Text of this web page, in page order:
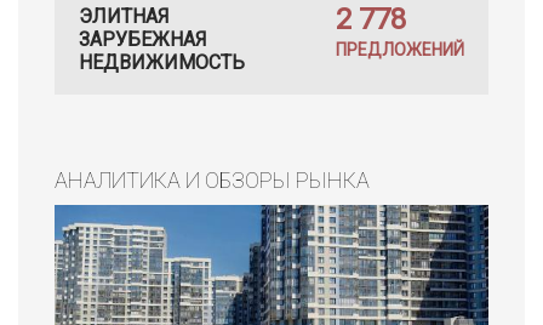
ЭЛИТНАЯ
ЗАРУБЕЖНАЯ
НЕДВИЖИМОСТЬ
2 778
ПРЕДЛОЖЕНИЙ
АНАЛИТИКА И ОБЗОРЫ РЫНКА